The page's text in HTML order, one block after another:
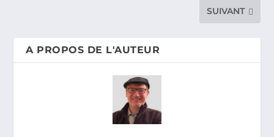
SUIVANT
A PROPOS DE L'AUTEUR